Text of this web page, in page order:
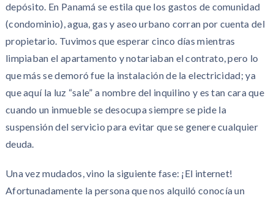
depósito. En Panamá se estila que los gastos de comunidad
(condominio), agua, gas y aseo urbano corran por cuenta del
propietario. Tuvimos que esperar cinco días mientras
limpiaban el apartamento y notariaban el contrato, pero lo
que más se demoró fue la instalación de la electricidad; ya
que aquí la luz “sale” a nombre del inquilino y es tan cara que
cuando un inmueble se desocupa siempre se pide la
suspensión del servicio para evitar que se genere cualquier
deuda.
Una vez mudados, vino la siguiente fase: ¡El internet!
Afortunadamente la persona que nos alquiló conocía un